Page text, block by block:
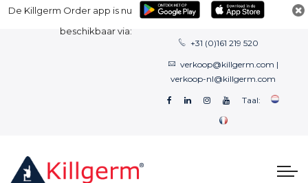
De Killgerm Order app is nu
beschikbaar via:
+31 (0)161 219 520
verkoop@killgerm.com |
verkoop-nl@killgerm.com
Taal: